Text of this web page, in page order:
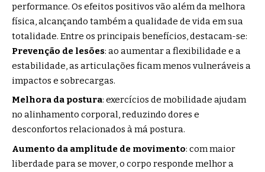
performance. Os efeitos positivos vão além da melhora
física, alcançando também a qualidade de vida em sua
totalidade. Entre os principais benefícios, destacam-se:
Prevenção de lesões: ao aumentar a flexibilidade e a
estabilidade, as articulações ficam menos vulneráveis a
impactos e sobrecargas.
Melhora da postura: exercícios de mobilidade ajudam
no alinhamento corporal, reduzindo dores e
desconfortos relacionados à má postura.
Aumento da amplitude de movimento: com maior
liberdade para se mover, o corpo responde melhor a